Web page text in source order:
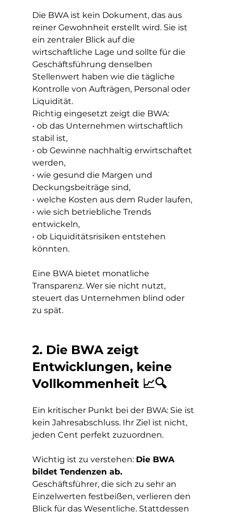
Die BWA ist kein Dokument, das aus
reiner Gewohnheit erstellt wird. Sie ist
ein zentraler Blick auf die
wirtschaftliche Lage und sollte für die
Geschäftsführung denselben
Stellenwert haben wie die tägliche
Kontrolle von Aufträgen, Personal oder
Liquidität.
Richtig eingesetzt zeigt die BWA:
• ob das Unternehmen wirtschaftlich
stabil ist,
• ob Gewinne nachhaltig erwirtschaftet
werden,
• wie gesund die Margen und
Deckungsbeiträge sind,
• welche Kosten aus dem Ruder laufen,
• wie sich betriebliche Trends
entwickeln,
• ob Liquiditätsrisiken entstehen
könnten.
Eine BWA bietet monatliche
Transparenz. Wer sie nicht nutzt,
steuert das Unternehmen blind oder
zu spät.
2. Die BWA zeigt
Entwicklungen, keine
Vollkommenheit 📈🔍
Ein kritischer Punkt bei der BWA: Sie ist
kein Jahresabschluss. Ihr Ziel ist nicht,
jeden Cent perfekt zuzuordnen.
Wichtig ist zu verstehen: Die BWA
bildet Tendenzen ab.
Geschäftsführer, die sich zu sehr an
Einzelwerten festbeißen, verlieren den
Blick für das Wesentliche. Stattdessen